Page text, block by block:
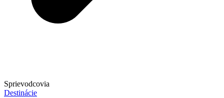
Sprievodcovia
Destinácie